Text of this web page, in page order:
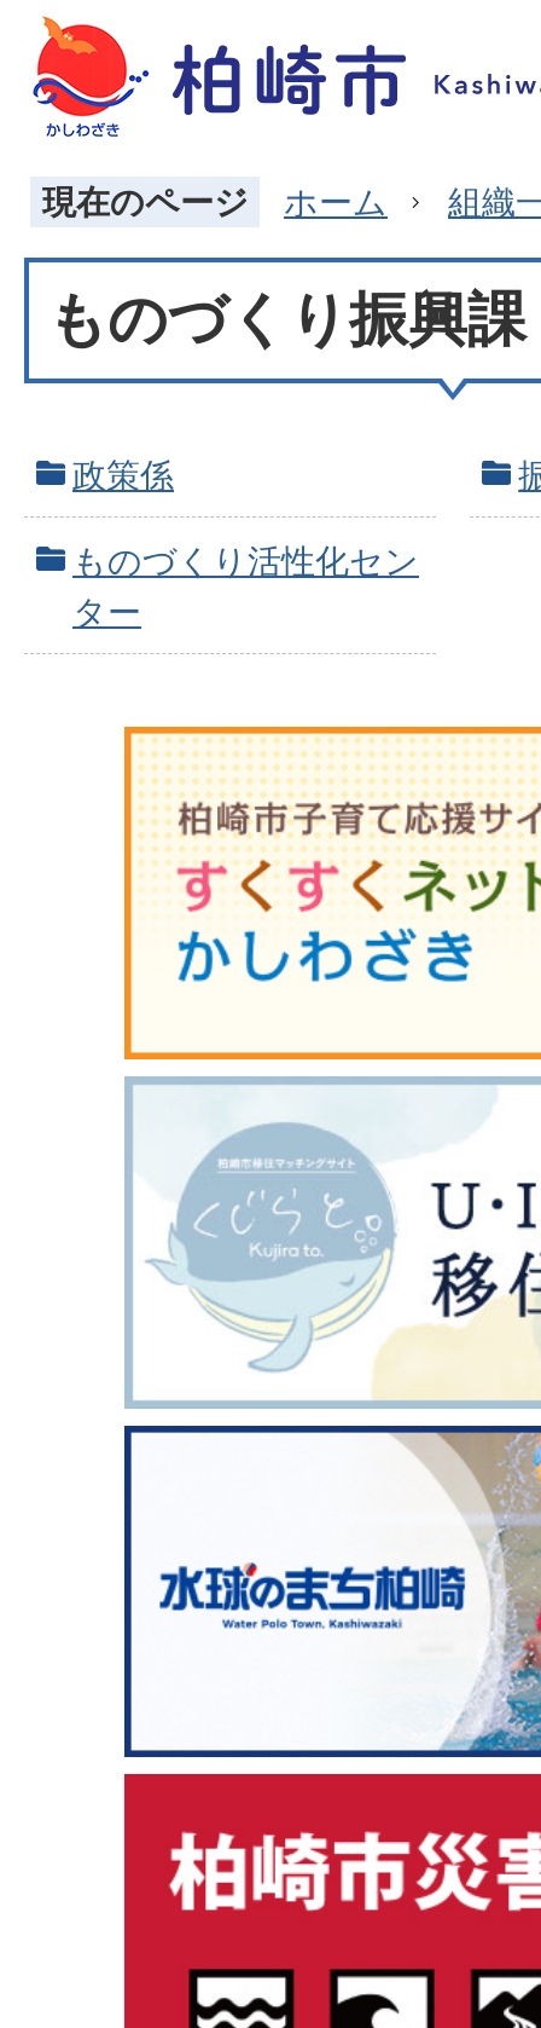
現在のページ ホーム 組織
ものづくり振興課
政策係
ものづくり活性化セン
ター